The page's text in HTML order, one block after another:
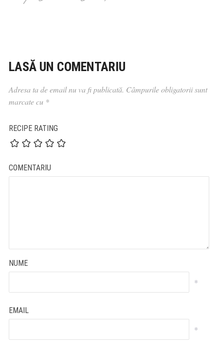
LASĂ UN COMENTARIU
Adresa ta de email nu va fi publicată. Câmpurile obligatorii sunt
marcate cu *
RECIPE RATING
COMENTARIU
NUME
*
EMAIL
*